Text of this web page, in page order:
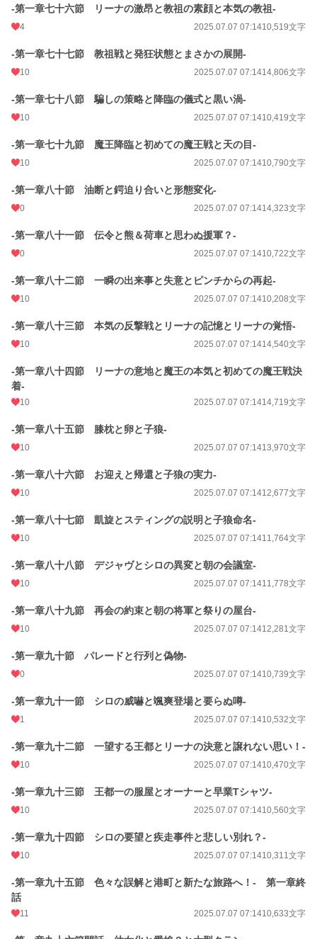
-第一章七十六節 リーナの激昂と教祖の素顔と本気の教祖-
4 2025.07.07 07:1410,519文字
-第一章七十七節 教祖戦と発狂状態とまさかの展開-
10 2025.07.07 07:1414,806文字
-第一章七十八節 騙しの策略と降臨の儀式と黒い渦-
10 2025.07.07 07:1410,419文字
-第一章七十九節 魔王降臨と初めての魔王戦と天の目-
10 2025.07.07 07:1410,790文字
-第一章八十節 油断と鍔迫り合いと形態変化-
0 2025.07.07 07:1414,323文字
-第一章八十一節 伝令と熊＆荷車と思わぬ援軍？-
0 2025.07.07 07:1410,722文字
-第一章八十二節 一瞬の出来事と失意とピンチからの再起-
10 2025.07.07 07:1410,208文字
-第一章八十三節 本気の反撃戦とリーナの記憶とリーナの覚悟-
10 2025.07.07 07:1414,540文字
-第一章八十四節 リーナの意地と魔王の本気と初めての魔王戦決
着-
10 2025.07.07 07:1414,719文字
-第一章八十五節 膝枕と卵と子狼-
10 2025.07.07 07:1413,970文字
-第一章八十六節 お迎えと帰還と子狼の実力-
10 2025.07.07 07:1412,677文字
-第一章八十七節 凱旋とスティングの説明と子狼命名-
10 2025.07.07 07:1411,764文字
-第一章八十八節 デジャヴとシロの異変と朝の会議室-
10 2025.07.07 07:1411,778文字
-第一章八十九節 再会の約束と朝の将軍と祭りの屋台-
10 2025.07.07 07:1412,281文字
-第一章九十節 パレードと行列と偽物-
0 2025.07.07 07:1410,739文字
-第一章九十一節 シロの威嚇と颯爽登場と要らぬ噂-
1 2025.07.07 07:1410,532文字
-第一章九十二節 一望する王都とリーナの決意と譲れない思い！-
10 2025.07.07 07:1410,470文字
-第一章九十三節 王都一の服屋とオーナーと早業Tシャツ-
10 2025.07.07 07:1410,560文字
-第一章九十四節 シロの要望と疾走事件と悲しい別れ？-
10 2025.07.07 07:1410,311文字
-第一章九十五節 色々な誤解と港町と新たな旅路へ！- 第一章終
話
11 2025.07.07 07:1410,633文字